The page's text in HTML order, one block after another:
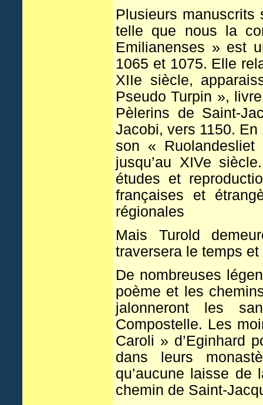
Plusieurs manuscrits
telle que nous la
Emilianenses » est
1065 et 1075. Elle
XIIe siècle,
Pseudo Turpin »,
Pèlerins de Saint-
Jacobi, vers 1150.
son «
jusqu’au XIVe
études et
françaises et
régionales
Mais Turold
traversera le temps et
De nombreuses
poème et les
jalonneront les
Compostelle. Les
Caroli » d’Eginhard
dans leurs
qu’aucune laisse de
chemin de Saint-